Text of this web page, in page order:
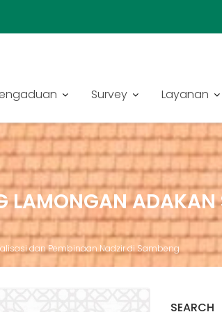
Survey Layanan
dan Pembinaan Nadzir di Sambeng
SEARCH